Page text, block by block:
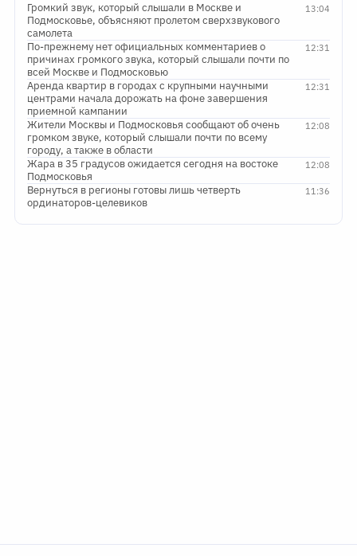
13:04
Громкий звук, который слышали в Москве и
Подмосковье, объясняют пролетом сверхзвукового
самолета
12:31
По-прежнему нет официальных комментариев о
причинах громкого звука, который слышали почти по
всей Москве и Подмосковью
12:31
Аренда квартир в городах с крупными научными
центрами начала дорожать на фоне завершения
приемной кампании
12:08
Жители Москвы и Подмосковья сообщают об очень
громком звуке, который слышали почти по всему
городу, а также в области
12:08
Жара в 35 градусов ожидается сегодня на востоке
Подмосковья
11:36
Вернуться в регионы готовы лишь четверть
ординаторов-целевиков